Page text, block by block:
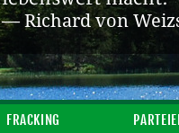
— Richard von
FRACKING